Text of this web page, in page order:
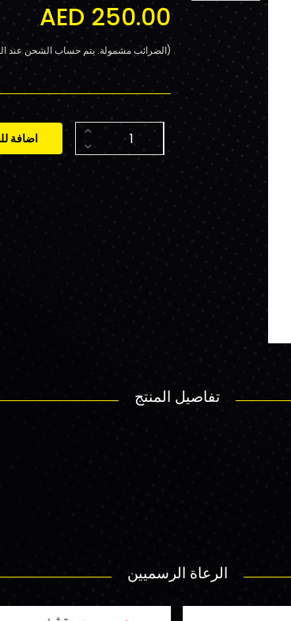
AED 250.00
(الضرائب مشمولة. يتم حساب الشحن عند
اضافة
تفاصيل المنتج
الرعاة الرسميين